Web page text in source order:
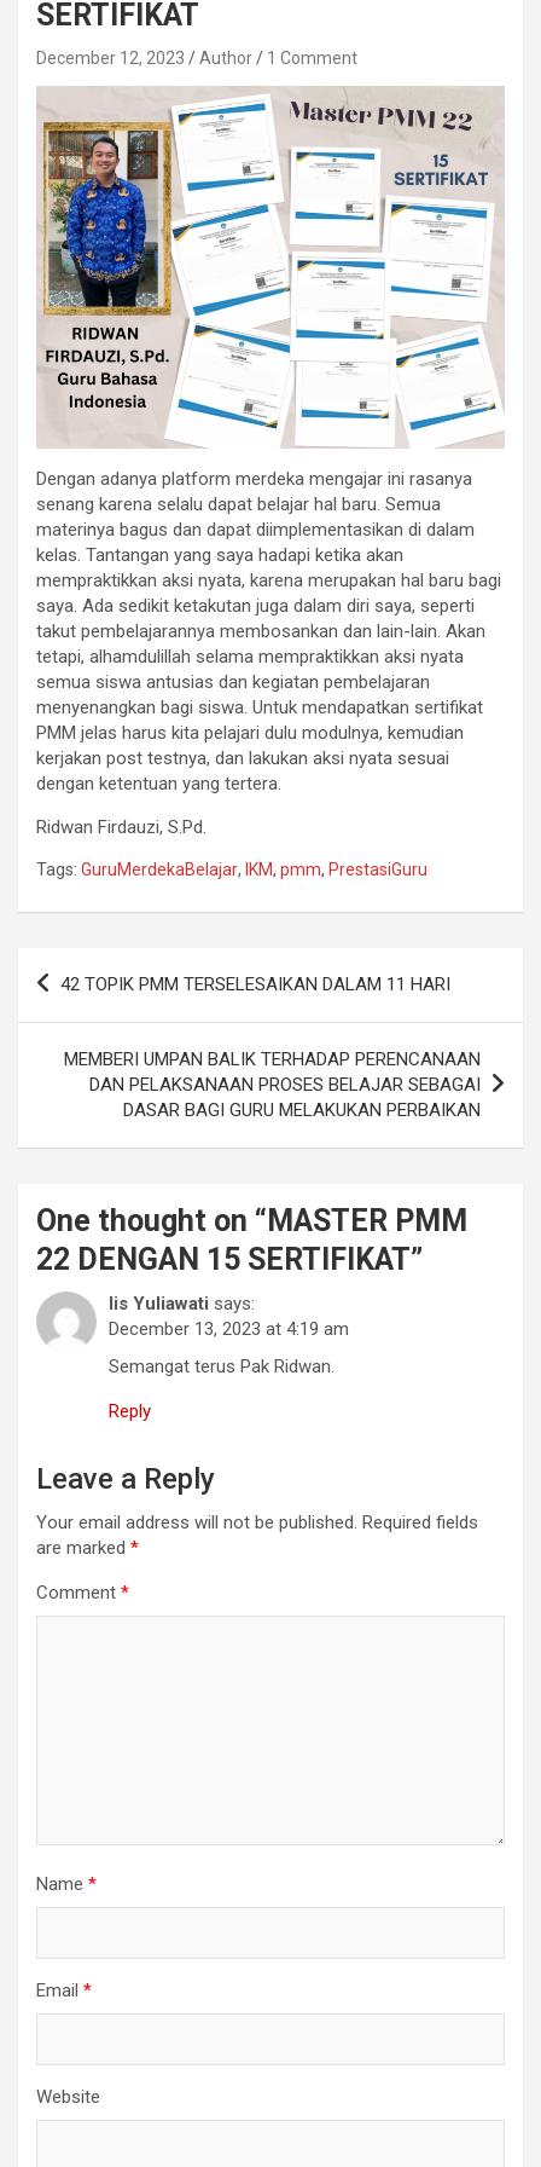
SERTIFIKAT
December 12, 2023 Author 1 Comment
Dengan adanya platform merdeka mengajar ini rasanya
senang karena selalu dapat belajar hal baru. Semua
materinya bagus dan dapat diimplementasikan di dalam
kelas. Tantangan yang saya hadapi ketika akan
mempraktikkan aksi nyata, karena merupakan hal baru bagi
saya. Ada sedikit ketakutan juga dalam diri saya, seperti
takut pembelajarannya membosankan dan lain-lain. Akan
tetapi, alhamdulillah selama mempraktikkan aksi nyata
semua siswa antusias dan kegiatan pembelajaran
menyenangkan bagi siswa. Untuk mendapatkan sertifikat
PMM jelas harus kita pelajari dulu modulnya, kemudian
kerjakan post testnya, dan lakukan aksi nyata sesuai
dengan ketentuan yang tertera.
Ridwan Firdauzi, S.Pd.
Tags: GuruMerdekaBelajar, IKM, pmm, PrestasiGuru
Post
42 TOPIK PMM TERSELESAIKAN DALAM 11 HARI
MEMBERI UMPAN BALIK TERHADAP PERENCANAAN
DAN PELAKSANAAN PROSES BELAJAR SEBAGAI
DASAR BAGI GURU MELAKUKAN PERBAIKAN
One thought on “ MASTER PMM
22 DENGAN 15 SERTIFIKAT”
Iis Yuliawati says:
December 13, 2023 at 4:19 am
Semangat terus Pak Ridwan.
Reply
Leave a Reply
Your email address will not be published. Required fields
are marked *
Comment *
Name *
Email *
Website